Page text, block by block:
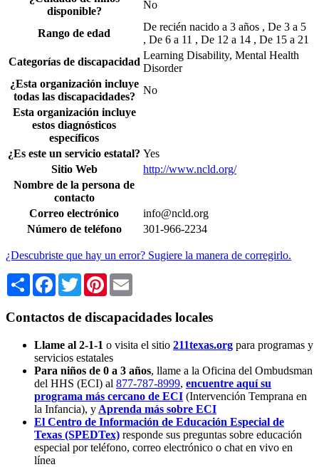
disponible?
No
Rango de edad
De recién nacido a 3 años , De 3 a 5
, De 6 a 11 , De 12 a 14 , De 15 a 21
Categorías de discapacidad
Learning Disability, Mental Health
Disorder
¿Esta organización incluye
todas las discapacidades?
No
Esta organización incluye
estos diagnósticos
específicos
¿Es este un servicio estatal? Yes
Sitio Web
http://www.ncld.org/
Nombre de la persona de
contacto
Correo electrónico
info@ncld.org
Número de teléfono
301-966-2234
¿Descubriste que hay un error? Sugiere la manera de corregirlo.
Share Facebook
TwitterPinterest
Contactos de discapacidades locales
Llame al 2-1-1 o visita el sitio 211texas.org para programas y
servicios estatales
Para niños de 0 a 3 años, llame a la Oficina del Ombudsman
del HHS (ECI) al 877-787-8999, encuentre aquí su
programa más cercano de ECI (Intervención Temprana en
la Infancia), y Aprenda más sobre ECI
El Centro de Información de Educación Especial de
Texas (SPEDTex) responde sus preguntas sobre educación
especial por teléfono, correo electrónico o chat en vivo en
línea